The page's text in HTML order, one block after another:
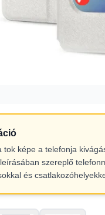
tok képe a telefonja
szereplő
és